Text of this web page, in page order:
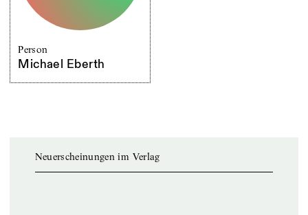
Person
Michael Eberth
Neuerscheinungen im Verlag